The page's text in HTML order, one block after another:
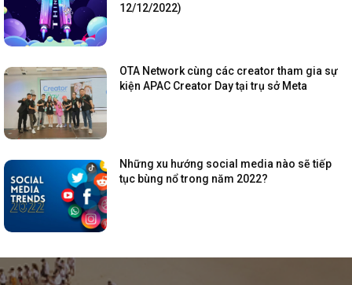
12/12/2022)
OTA Network cùng các creator tham gia sự
kiện APAC Creator Day tại trụ sở Meta
Những xu hướng social media nào sẽ tiếp
tục bùng nổ trong năm 2022?